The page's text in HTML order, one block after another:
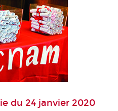
du 24 janvier 2020